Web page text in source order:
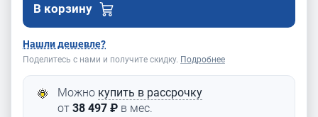
В корзину
Нашли дешевле?
Поделитесь с нами и получите скидку. Подробнее
Можно купить в рассрочку
от 38 497 ₽ в мес.